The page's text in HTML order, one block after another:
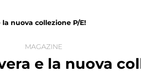
nuova collezione P/E!
MAGAZINE
e la nuova